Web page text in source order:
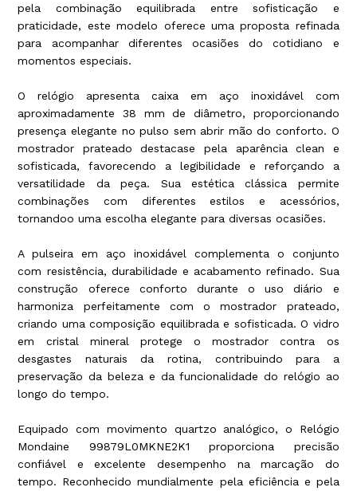
pela combinação equilibrada entre sofisticação e
praticidade, este modelo oferece uma proposta refinada
para acompanhar diferentes ocasiões do cotidiano e
momentos especiais.
O relógio apresenta caixa em aço inoxidável com
aproximadamente 38 mm de diâmetro, proporcionando
presença elegante no pulso sem abrir mão do conforto. O
mostrador prateado destacase pela aparência clean e
sofisticada, favorecendo a legibilidade e reforçando a
versatilidade da peça. Sua estética clássica permite
combinações com diferentes estilos e acessórios,
tornandoo uma escolha elegante para diversas ocasiões.
A pulseira em aço inoxidável complementa o conjunto
com resistência, durabilidade e acabamento refinado. Sua
construção oferece conforto durante o uso diário e
harmoniza perfeitamente com o mostrador prateado,
criando uma composição equilibrada e sofisticada. O vidro
em cristal mineral protege o mostrador contra os
desgastes naturais da rotina, contribuindo para a
preservação da beleza e da funcionalidade do relógio ao
longo do tempo.
Equipado com movimento quartzo analógico, o Relógio
Mondaine 99879L0MKNE2K1 proporciona precisão
confiável e excelente desempenho na marcação do
tempo. Reconhecido mundialmente pela eficiência e pela